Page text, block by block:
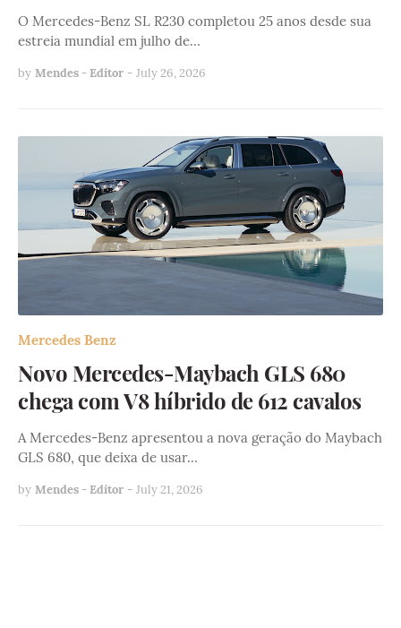
O Mercedes-Benz SL R230 completou 25 anos desde sua
estreia mundial em julho de…
by Mendes - Editor - July 26, 2026
Mercedes Benz
Novo Mercedes-Maybach GLS 680
chega com V8 híbrido de 612 cavalos
A Mercedes-Benz apresentou a nova geração do Maybach
GLS 680, que deixa de usar…
by Mendes - Editor - July 21, 2026